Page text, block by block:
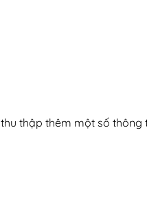
thập thêm một số thông